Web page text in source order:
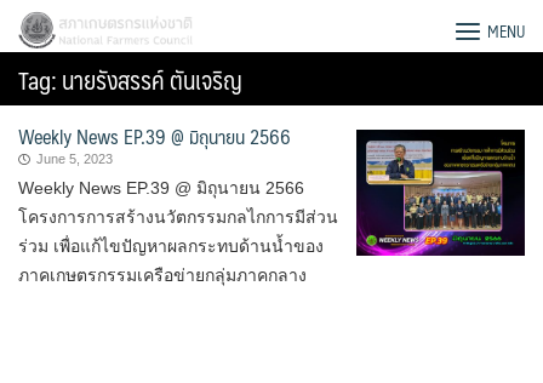
Skip
content
สภาเกษตรกรแห่งชาติ MENU
Tag:นายรังสรรค์ ตันเจริญ
Weekly News EP.39 @ มิถุนายน 2566
June 5, 2023
Weekly News EP.39 @ มิถุนายน 2566
โครงการการสร้างนวัตกรรมกลไกการมีส่วน
ร่วม เพื่อแก้ไขปัญหาผลกระทบด้านน้ำของ
ภาคเกษตรกรรมเครือข่ายกลุ่มภาคกลาง